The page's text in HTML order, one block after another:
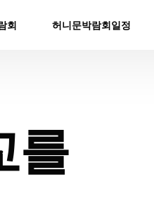
회 허니문박람회일정
를